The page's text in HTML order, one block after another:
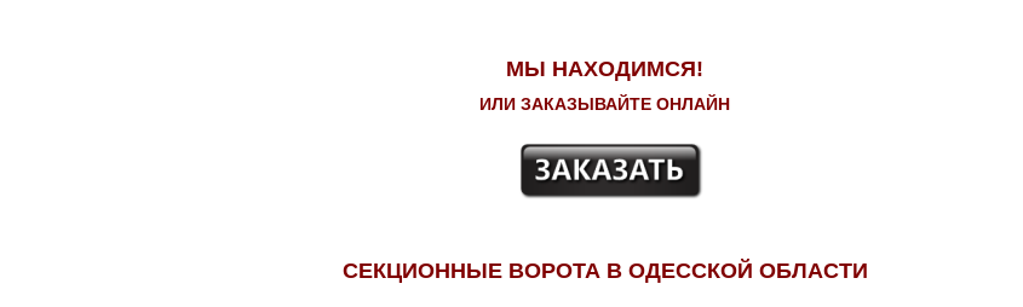
МЫ НАХОДИМСЯ!
ИЛИ ЗАКАЗЫВАЙТЕ ОНЛАЙН
СЕКЦИОННЫЕ ВОРОТА В ОДЕССКОЙ ОБЛАСТИ